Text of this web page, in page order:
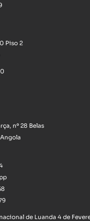
Piso 2
nº 28 Belas
de Luanda 4 de